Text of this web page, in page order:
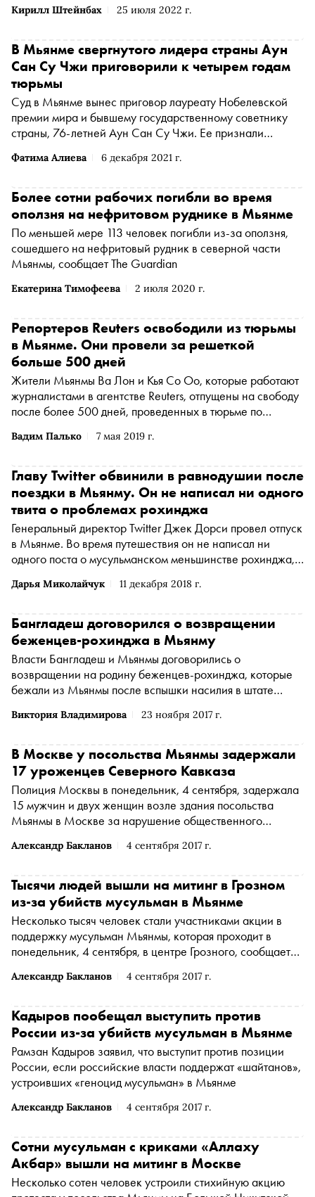
Кирилл Штейнбах 25 июля 2022 г.
Фатима Алиева 6 декабря 2021 г.
В Мьянме свергнутого лидера страны Аун
Сан Су Чжи приговорили к четырем годам
тюрьмы
Суд в Мьянме вынес приговор лауреату Нобелевской
премии мира и бывшему государственному советнику
страны, 76-летней Аун Сан Су Чжи. Ее признали
антиковидных ограничений и приговорили к четырем
Екатерина Тимофеева 2 июля 2020 г.
Более сотни рабочих погибли во время
оползня на нефритовом руднике в Мьянме
По меньшей мере 113 человек погибли из-за оползня,
сошедшего на нефритовый рудник в северной части
Мьянмы, сообщает The Guardian
Вадим Палько 7 мая 2019 г.
Репортеров Reuters освободили из тюрьмы
в Мьянме. Они провели за решеткой
больше 500 дней
Жители Мьянмы Ва Лон и Кья Со Оо, которые работают
журналистами в агентстве Reuters, отпущены на свободу
после более 500 дней, проведенных в тюрьме по
сообщает The Guardian
Дарья Миколайчук 11 декабря 2018 г.
Главу Twitter обвинили в равнодушии после
поездки в Мьянму. Он не написал ни одного
твита о проблемах рохинджа
Генеральный директор Twitter Джек Дорси провел отпуск
в Мьянме. Во время путешествия он не написал ни
одного поста о мусульманском меньшинстве рохинджа,
его в равнодушии, сообщает The Guardian
Виктория Владимирова 23 ноября 2017 г.
Бангладеш договорился о возвращении
беженцев-рохинджа в Мьянму
Власти Бангладеш и Мьянмы договорились о
возвращении на родину беженцев-рохинджа, которые
бежали из Мьянмы после вспышки насилия в штате
Александр Бакланов 4 сентября 2017 г.
В Москве у посольства Мьянмы задержали
17 уроженцев Северного Кавказа
Полиция Москвы в понедельник, 4 сентября, задержала
15 мужчин и двух женщин возле здания посольства
Мьянмы в Москве за нарушение общественного
Александр Бакланов 4 сентября 2017 г.
Тысячи людей вышли на митинг в Грозном
из-за убийств мусульман в Мьянме
Несколько тысяч человек стали участниками акции в
поддержку мусульман Мьянмы, которая проходит в
понедельник, 4 сентября, в центре Грозного, сообщает
Александр Бакланов 4 сентября 2017 г.
Кадыров пообещал выступить против
России из-за убийств мусульман в Мьянме
Рамзан Кадыров заявил, что выступит против позиции
России, если российские власти поддержат «шайтанов»,
устроивших «геноцид мусульман» в Мьянме
Сотни мусульман с криками «Аллаху
Акбар» вышли на митинг в Москве
Несколько сотен человек устроили стихийную акцию